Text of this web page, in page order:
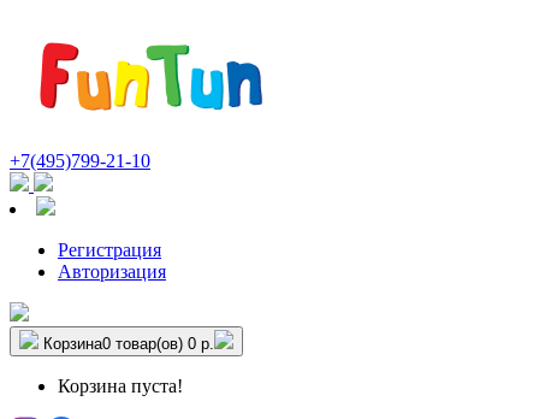
+7(495)799-21-10
Регистрация
Авторизация
Корзина0 товар(ов) 0 р.
Корзина пуста!